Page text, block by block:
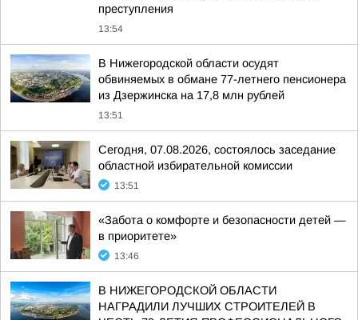
преступления
13:54
В Нижегородской области осудят
обвиняемых в обмане 77-летнего пенсионера
из Дзержинска на 17,8 млн рублей
13:51
Сегодня, 07.08.2026, состоялось заседание
областной избирательной комиссии
13:51
«Забота о комфорте и безопасности детей —
в приоритете»
13:46
В НИЖЕГОРОДСКОЙ ОБЛАСТИ
НАГРАДИЛИ ЛУЧШИХ СТРОИТЕЛЕЙ В